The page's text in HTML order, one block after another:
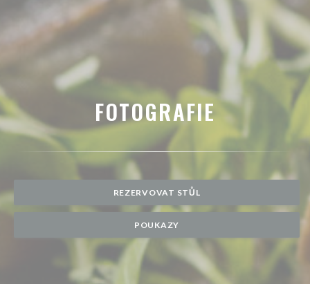
FOTOGRAFIE
REZERVOVAT STŮL
POUKAZY